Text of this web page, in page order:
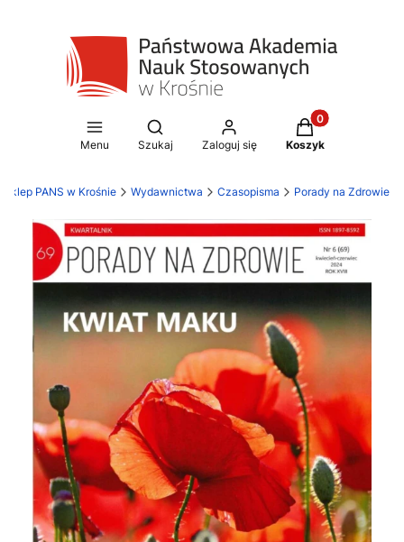
Menu
Otwórz wyszukiwarkę
Szukaj Zaloguj się
Produkty w
Koszyk
Sklep PANS w Krośnie Wydawnictwa Czasopisma Porady na Zdrowie